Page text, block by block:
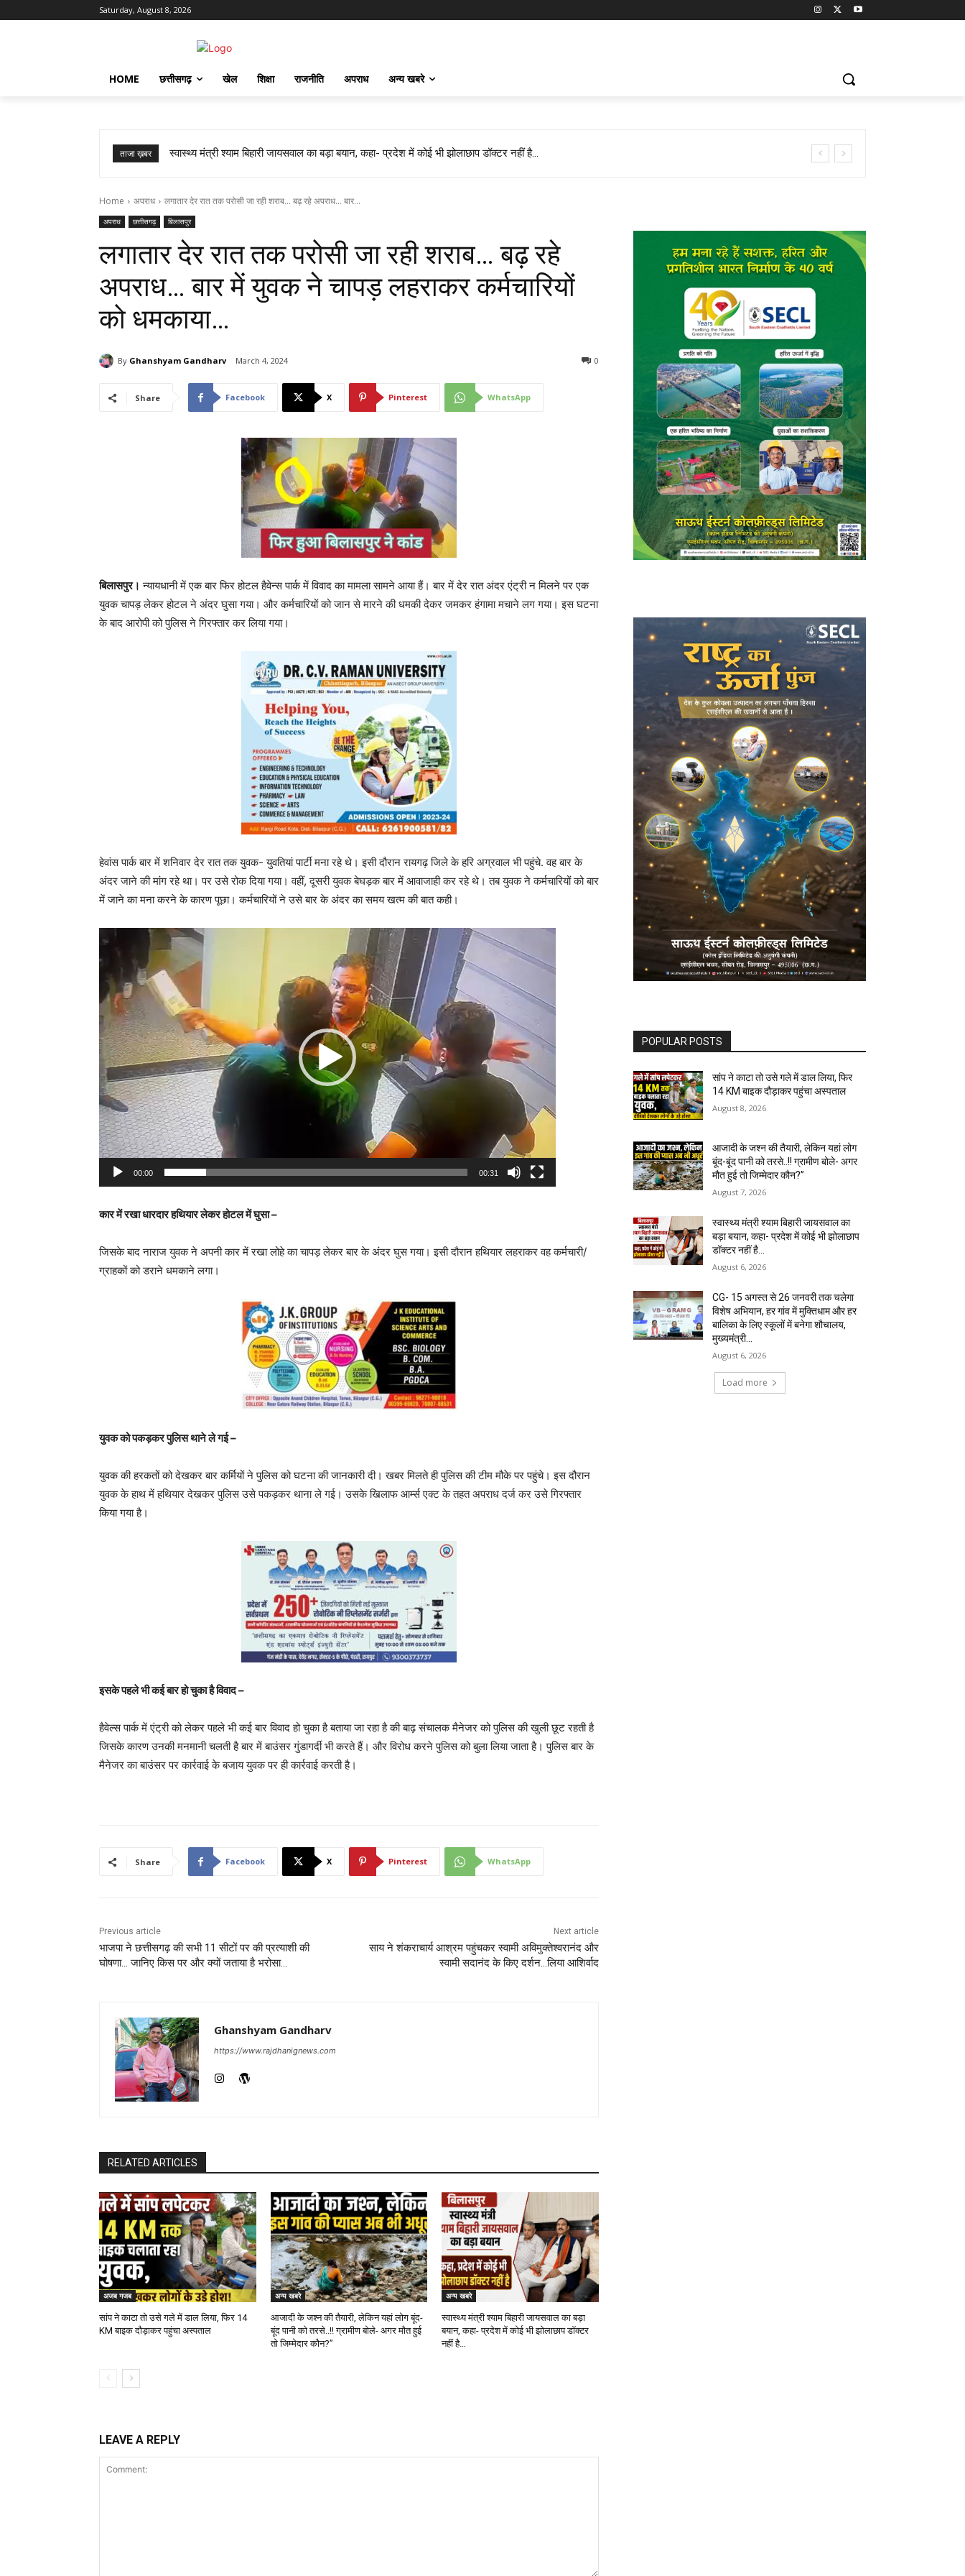
Saturday, August 8, 2026
HOME छत्तीसगढ़ खेल शिक्षा राजनीति अपराध अन्य खबरे
ताजा ख़बर सांप ने काटा तो उसे गले में डाल लिया, फिर 14 KM बाइक दौड़ाकर पहुंचा अस्पताल
स्वास्थ्य मंत्री श्याम बिहारी जायसवाल का बड़ा बयान, कहा- प्रदेश में कोई भी झोलाछाप डॉक्टर नहीं है…
Home अपराध लगातार देर रात तक परोसी जा रही शराब... बढ़ रहे अपराध... बार...
अपराध छत्तीसगढ़ बिलासपुर
लगातार देर रात तक परोसी जा रही शराब… बढ़ रहे
अपराध… बार में युवक ने चापड़ लहराकर कर्मचारियों
को धमकाया…
By Ghanshyam Gandharv March 4, 2024 0
Share Facebook X Pinterest WhatsApp
बिलासपुर। न्यायधानी में एक बार फिर होटल हैवेन्स पार्क में विवाद का मामला सामने आया हैं। बार में देर रात अंदर एंट्री न मिलने पर एक
युवक चापड़ लेकर होटल ने अंदर घुसा गया। और कर्मचारियों को जान से मारने की धमकी देकर जमकर हंगामा मचाने लग गया। इस घटना
के बाद आरोपी को पुलिस ने गिरफ्तार कर लिया गया।
हेवांस पार्क बार में शनिवार देर रात तक युवक- युवतियां पार्टी मना रहे थे। इसी दौरान रायगढ़ जिले के हरि अग्रवाल भी पहुंचे. वह बार के
अंदर जाने की मांग रहे था। पर उसे रोक दिया गया। वहीं, दूसरी युवक बेघड़क बार में आवाजाही कर रहे थे। तब युवक ने कर्मचारियों को बार
में जाने का मना करने के कारण पूछा। कर्मचारियों ने उसे बार के अंदर का समय खत्म की बात कही।
V
P
l
y
e
r
00:00 00:31
कार में रखा धारदार हथियार लेकर होटल में घुसा –
जिसके बाद नाराज युवक ने अपनी कार में रखा लोहे का चापड़ लेकर बार के अंदर घुस गया। इसी दौरान हथियार लहराकर वह कर्मचारी/
ग्राहकों को डराने धमकाने लगा।
युवक को पकड़कर पुलिस थाने ले गई –
युवक की हरकतों को देखकर बार कर्मियों ने पुलिस को घटना की जानकारी दी। खबर मिलते ही पुलिस की टीम मौके पर पहुंचे। इस दौरान
युवक के हाथ में हथियार देखकर पुलिस उसे पकड़कर थाना ले गई। उसके खिलाफ आर्म्स एक्ट के तहत अपराध दर्ज कर उसे गिरफ्तार
किया गया है।
इसके पहले भी कई बार हो चुका है विवाद –
हैवेल्स पार्क में एंट्री को लेकर पहले भी कई बार विवाद हो चुका है बताया जा रहा है की बाढ़ संचालक मैनेजर को पुलिस की खुली छूट रहती है
जिसके कारण उनकी मनमानी चलती है बार में बाउंसर गुंडागर्दी भी करते हैं। और विरोध करने पुलिस को बुला लिया जाता है। पुलिस बार के
मैनेजर का बाउंसर पर कार्रवाई के बजाय युवक पर ही कार्रवाई करती है।
Share Facebook X Pinterest WhatsApp
Previous article
भाजपा ने छत्तीसगढ़ की सभी 11 सीटों पर की प्रत्याशी की
घोषणा… जानिए किस पर और क्यों जताया है भरोसा…
Next article
साय ने शंकराचार्य आश्रम पहुंचकर स्वामी अविमुक्तेश्वरानंद और
स्वामी सदानंद के किए दर्शन…लिया आशिर्वाद
Ghanshyam Gandharv
https://www.rajdhanignews.com
RELATED ARTICLES
अजब गजब
सांप ने काटा तो उसे गले में डाल लिया, फिर 14
KM बाइक दौड़ाकर पहुंचा अस्पताल
अन्य खबरे
आजादी के जश्न की तैयारी, लेकिन यहां लोग बूंद-
बूंद पानी को तरसे..!! ग्रामीण बोले- अगर मौत हुई
तो जिम्मेदार कौन?”
अन्य खबरे
स्वास्थ्य मंत्री श्याम बिहारी जायसवाल का बड़ा
बयान, कहा- प्रदेश में कोई भी झोलाछाप डॉक्टर
नहीं है…
LEAVE A REPLY
POPULAR POSTS
सांप ने काटा तो उसे गले में डाल लिया, फिर
14 KM बाइक दौड़ाकर पहुंचा अस्पताल
August 8, 2026
आजादी के जश्न की तैयारी, लेकिन यहां लोग
बूंद-बूंद पानी को तरसे..!! ग्रामीण बोले- अगर
मौत हुई तो जिम्मेदार कौन?”
August 7, 2026
स्वास्थ्य मंत्री श्याम बिहारी जायसवाल का
बड़ा बयान, कहा- प्रदेश में कोई भी झोलाछाप
डॉक्टर नहीं है…
August 6, 2026
CG- 15 अगस्त से 26 जनवरी तक चलेगा
विशेष अभियान, हर गांव में मुक्तिधाम और हर
बालिका के लिए स्कूलों में बनेगा शौचालय,
मुख्यमंत्री...
August 6, 2026
Load more